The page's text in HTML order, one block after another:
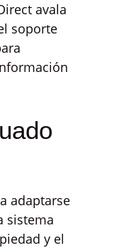
avala
soporte
adaptarse
sistema
y el